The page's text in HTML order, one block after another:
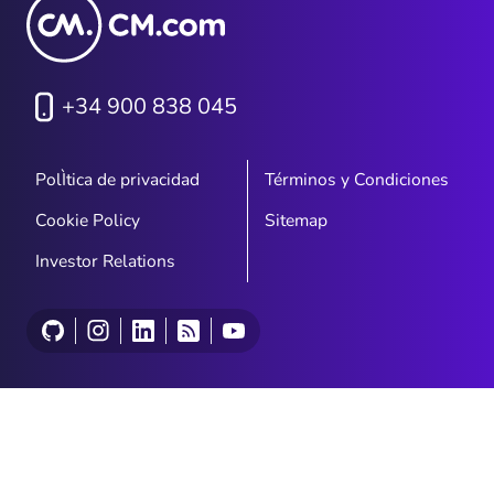
+34 900 838 045
PolÌtica de privacidad
Términos y Condiciones
Cookie Policy
Sitemap
Investor Relations